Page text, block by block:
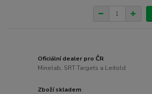
Oficiální dealer pro ČR
Minelab, SRT Targets a Leitold
Zboží skladem